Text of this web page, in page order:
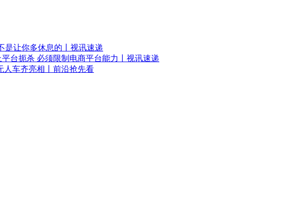
是让你多休息的丨视讯速递
台扼杀 必须限制电商平台能力丨视讯速递
人车齐亮相丨前沿抢先看